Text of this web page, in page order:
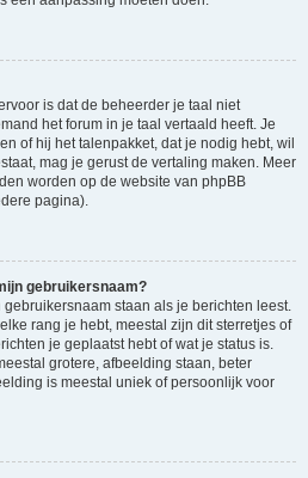
is dat de beheerder je taal niet
het forum in je taal vertaald heeft. Je
of hij het talenpakket, dat je nodig hebt, wil
mag je gerust de vertaling maken. Meer
worden op de website van phpBB
pagina).
gebruikersnaam?
staan als je berichten leest.
rang je hebt, meestal zijn dit sterretjes of
je geplaatst hebt of wat je status is.
grotere, afbeelding staan, beter
is meestal uniek of persoonlijk voor